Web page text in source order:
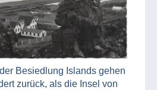
Besiedlung Islands gehen
zurück, als die Insel von